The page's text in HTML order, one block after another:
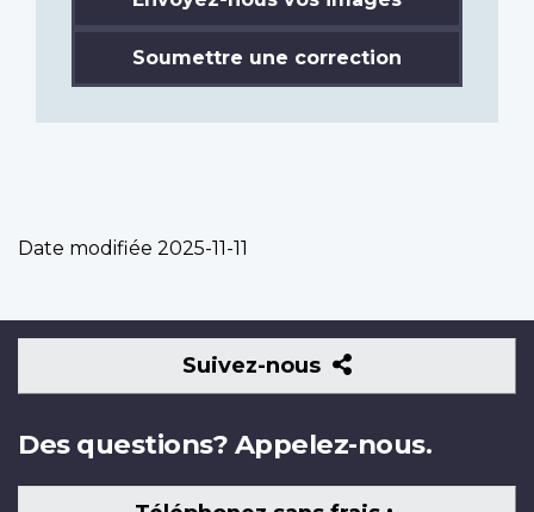
Soumettre une correction
Date modifiée 2025-11-11
Suivez-nous
Suivez-
nous
Des questions? Appelez-nous.